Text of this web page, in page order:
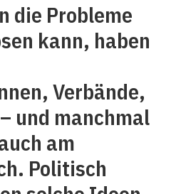
die Probleme
kann, haben
Verbände,
und manchmal
am
Politisch